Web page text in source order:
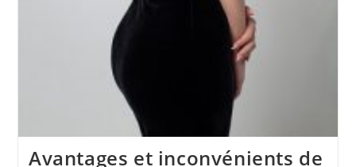
Avantages et inconvénients de